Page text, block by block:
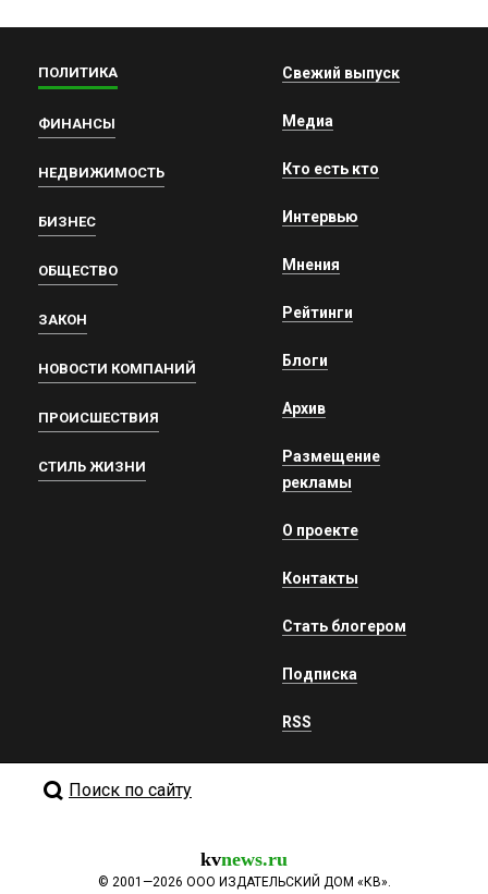
ПОЛИТИКА
ФИНАНСЫ
НЕДВИЖИМОСТЬ
БИЗНЕС
ОБЩЕСТВО
ЗАКОН
НОВОСТИ КОМПАНИЙ
ПРОИСШЕСТВИЯ
СТИЛЬ ЖИЗНИ
Свежий выпуск
Медиа
Кто есть кто
Интервью
Мнения
Рейтинги
Блоги
Архив
Размещение
рекламы
О проекте
Контакты
Стать блогером
Подписка
RSS
Поиск по сайту
kvnews.ru
© 2001—2026 ООО ИЗДАТЕЛЬСКИЙ ДОМ «КВ».